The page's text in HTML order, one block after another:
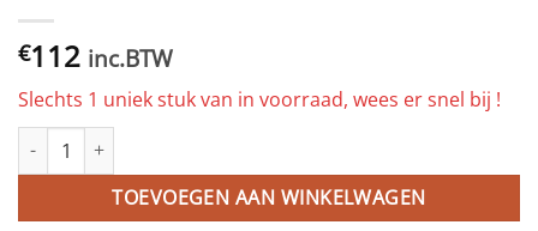
€112 inc.BTW
Slechts 1 uniek stuk van in voorraad, wees er snel bij !
model Fiori gezet 1 klaver oorringen in zilver rozegoud
TOEVOEGEN AAN WINKELWAGEN